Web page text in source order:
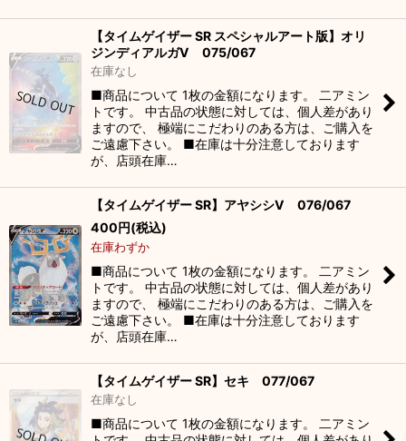
【タイムゲイザー SR スペシャルアート版】オリ
ジンディアルガV 075/067
在庫なし
■商品について 1枚の金額になります。 二アミン
トです。 中古品の状態に対しては、個人差があり
ますので、 極端にこだわりのある方は、ご購入を
ご遠慮下さい。 ■在庫は十分注意しております
が、店頭在庫…
【タイムゲイザー SR】アヤシシV 076/067
400円(税込)
在庫わずか
■商品について 1枚の金額になります。 二アミン
トです。 中古品の状態に対しては、個人差があり
ますので、 極端にこだわりのある方は、ご購入を
ご遠慮下さい。 ■在庫は十分注意しております
が、店頭在庫…
【タイムゲイザー SR】セキ 077/067
在庫なし
■商品について 1枚の金額になります。 二アミン